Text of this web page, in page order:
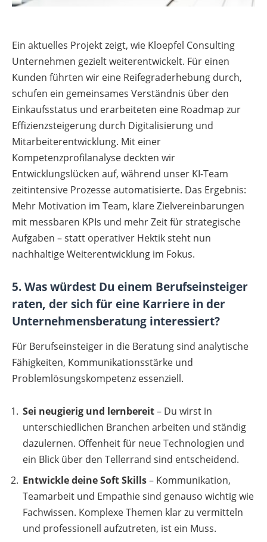
Ein aktuelles Projekt zeigt, wie Kloepfel Consulting
Unternehmen gezielt weiterentwickelt. Für einen
Kunden führten wir eine Reifegraderhebung durch,
schufen ein gemeinsames Verständnis über den
Einkaufsstatus und erarbeiteten eine Roadmap zur
Effizienzsteigerung durch Digitalisierung und
Mitarbeiterentwicklung. Mit einer
Kompetenzprofilanalyse deckten wir
Entwicklungslücken auf, während unser KI-Team
zeitintensive Prozesse automatisierte. Das Ergebnis:
Mehr Motivation im Team, klare Zielvereinbarungen
mit messbaren KPIs und mehr Zeit für strategische
Aufgaben – statt operativer Hektik steht nun
nachhaltige Weiterentwicklung im Fokus.
5. Was würdest Du einem Berufseinsteiger
raten, der sich für eine Karriere in der
Unternehmensberatung interessiert?
Für Berufseinsteiger in die Beratung sind analytische
Fähigkeiten, Kommunikationsstärke und
Problemlösungskompetenz essenziell.
Sei neugierig und lernbereit– Du wirst in
unterschiedlichen Branchen arbeiten und ständig
dazulernen. Offenheit für neue Technologien und
ein Blick über den Tellerrand sind entscheidend.
Entwickle deine Soft Skills– Kommunikation,
Teamarbeit und Empathie sind genauso wichtig wie
Fachwissen. Komplexe Themen klar zu vermitteln
und professionell aufzutreten, ist ein Muss.